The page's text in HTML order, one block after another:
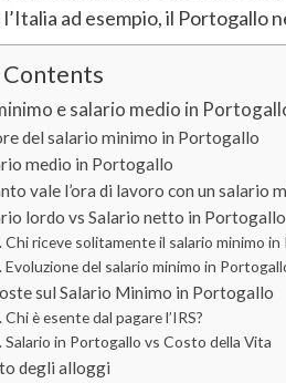
l’Italia ad esempio, il Portogallo
e salario medio in
del salario minimo in Portogallo
medio in Portogallo
vale l’ora di lavoro con un salario
lordo vs Salario netto in Portogallo
Chi riceve solitamente il salario minimo in
Evoluzione del salario minimo in
sul Salario Minimo in Portogallo
Chi è esente dal pagare l’IRS?
Salario in Portogallo vs Costo della Vita
degli alloggi